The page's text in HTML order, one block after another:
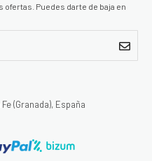
Puedes darte de baja en
(Granada), España